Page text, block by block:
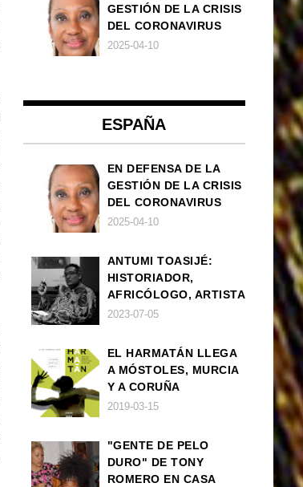
GESTIÓN DE LA CRISIS
DEL CORONAVIRUS
POR PARTE DEL
2025-04-10
ESPAÑA
EN DEFENSA DE LA
GESTIÓN DE LA CRISIS
DEL CORONAVIRUS
POR PARTE DEL
2025-04-10
ANTUMI TOASIJÉ:
HISTORIADOR,
AFRICÓLOGO, ARTISTA
2023-07-05
EL HARMATÁN LLEGA
A MÓSTOLES, MURCIA
Y A CORUÑA
2019-03-15
"GENTE DE PELO
DURO" DE TONY
ROMERO EN CASA